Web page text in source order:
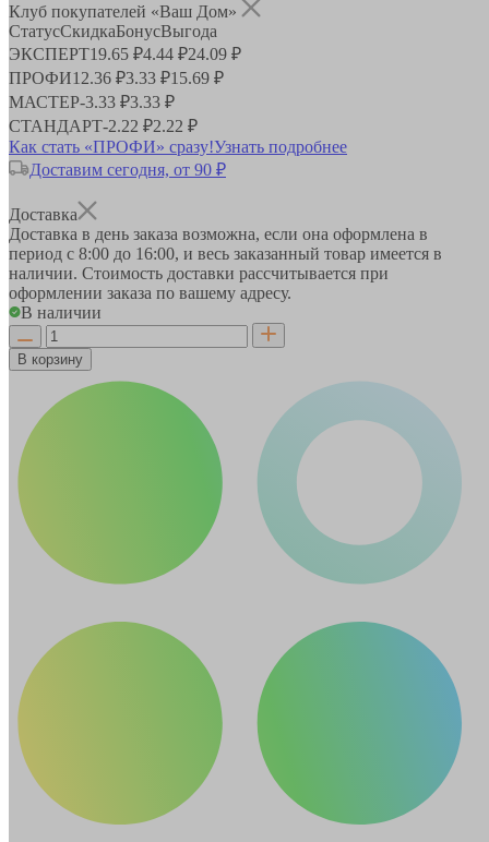
Клуб покупателей «Ваш Дом»
СтатусСкидкаБонусВыгода
ЭКСПЕРТ19.65 ₽4.44 ₽24.09 ₽
ПРОФИ12.36 ₽3.33 ₽15.69 ₽
МАСТЕР-3.33 ₽3.33 ₽
СТАНДАРТ-2.22 ₽2.22 ₽
Как стать «ПРОФИ» сразу!Узнать подробнее
Доставим сегодня, от 90 ₽
Доставка
Доставка в день заказа возможна, если она оформлена в
период с 8:00 до 16:00, и весь заказанный товар имеется в
наличии. Стоимость доставки рассчитывается при
оформлении заказа по вашему адресу.
В наличии
В корзину